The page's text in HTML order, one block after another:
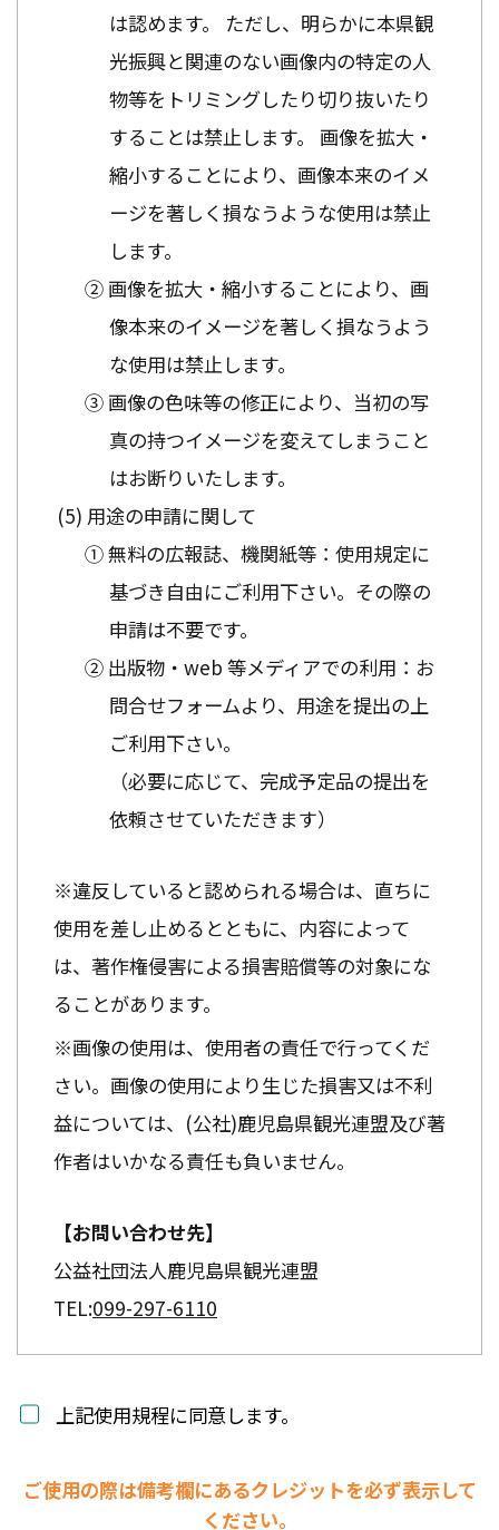
は認めます。 ただし、明らかに本県観
光振興と関連のない画像内の特定の人
物等をトリミングしたり切り抜いたり
することは禁止します。 画像を拡大・
縮小することにより、画像本来のイメ
ージを著しく損なうような使用は禁止
します。
② 画像を拡大・縮小することにより、画
像本来のイメージを著しく損なうよう
な使用は禁止します。
③ 画像の色味等の修正により、当初の写
真の持つイメージを変えてしまうこと
はお断りいたします。
用途の申請に関して
① 無料の広報誌、機関紙等：使用規定に
基づき自由にご利用下さい。その際の
申請は不要です。
② 出版物・web 等メディアでの利用：お
問合せフォームより、用途を提出の上
ご利用下さい。
（必要に応じて、完成予定品の提出を
依頼させていただきます）
※違反していると認められる場合は、直ちに
使用を差し止めるとともに、内容によって
は、著作権侵害による損害賠償等の対象にな
ることがあります。
※画像の使用は、使用者の責任で行ってくだ
さい。画像の使用により生じた損害又は不利
益については、(公社)鹿児島県観光連盟及び著
作者はいかなる責任も負いません。
【お問い合わせ先】
公益社団法人鹿児島県観光連盟
TEL:099-297-6110
上記使用規程に同意します。
ご使用の際は備考欄にあるクレジットを必ず表示して
ください。